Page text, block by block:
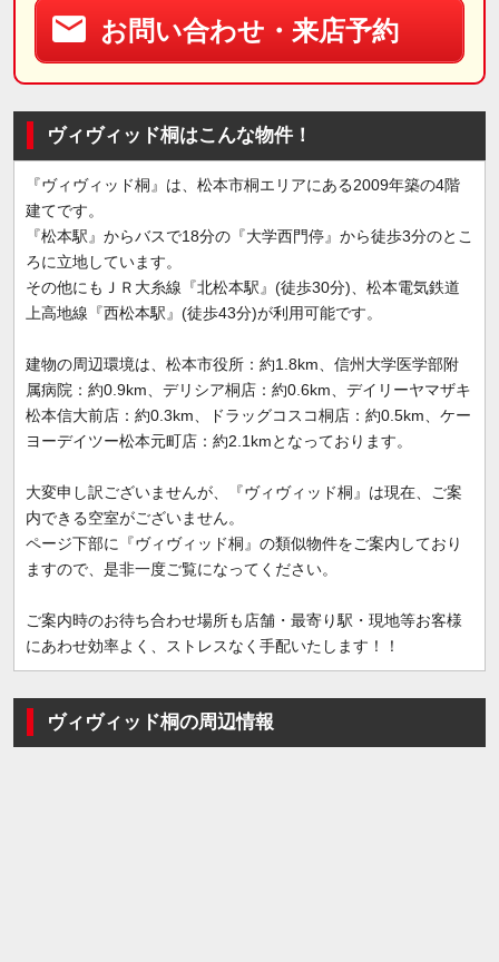
お問い合わせ・来店予約
ヴィヴィッド桐はこんな物件！
『ヴィヴィッド桐』は、松本市桐エリアにある2009年築の4階
建てです。
『松本駅』からバスで18分の『大学西門停』から徒歩3分のとこ
ろに立地しています。
その他にもＪＲ大糸線『北松本駅』(徒歩30分)、松本電気鉄道
上高地線『西松本駅』(徒歩43分)が利用可能です。
建物の周辺環境は、松本市役所：約1.8km、信州大学医学部附
属病院：約0.9km、デリシア桐店：約0.6km、デイリーヤマザキ
松本信大前店：約0.3km、ドラッグコスコ桐店：約0.5km、ケー
ヨーデイツー松本元町店：約2.1kmとなっております。
大変申し訳ございませんが、『ヴィヴィッド桐』は現在、ご案
内できる空室がございません。
ページ下部に『ヴィヴィッド桐』の類似物件をご案内しており
ますので、是非一度ご覧になってください。
ご案内時のお待ち合わせ場所も店舗・最寄り駅・現地等お客様
にあわせ効率よく、ストレスなく手配いたします！！
ヴィヴィッド桐の周辺情報